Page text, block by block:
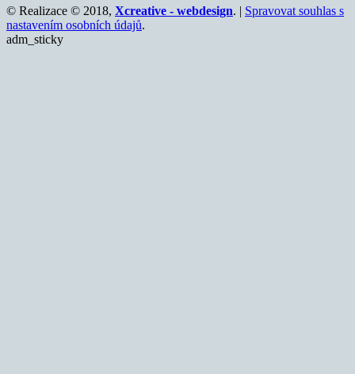
© Realizace © 2018, Xcreative - webdesign. | Spravovat souhlas s
nastavením osobních údajů.
adm_sticky